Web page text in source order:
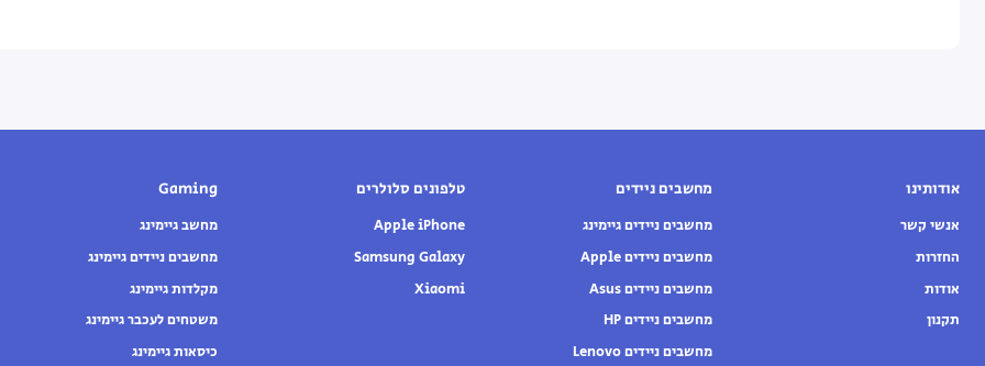
אודותינו
אנשי קשר
החזרות
אודות
תקנון
מחשבים ניידים
מחשבים ניידים גיימינג
מחשבים ניידים Apple
מחשבים ניידים Asus
מחשבים ניידים HP
מחשבים ניידים Lenovo
טלפונים סלולרים
Apple iPhone
Samsung Galaxy
Xiaomi
Gaming
מחשב גיימינג
מחשבים ניידים גיימינג
מקלדות גיימינג
משטחים לעכבר גיימינג
כיסאות גיימינג